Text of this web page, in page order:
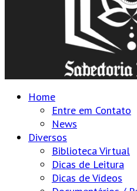
Home
Entre em Contato
News
Diversos
Biblioteca Virtual
Dicas de Leitura
Dicas de Vídeos